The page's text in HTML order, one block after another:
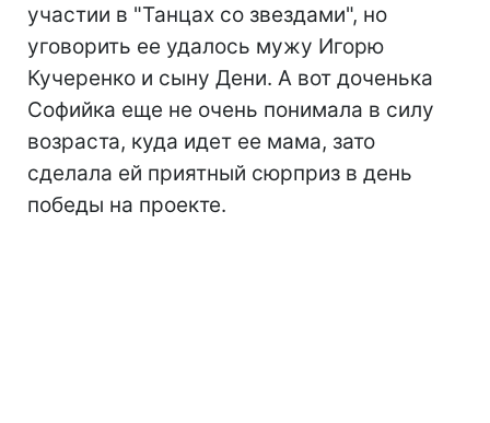
участии в "Танцах со звездами", но
уговорить ее удалось мужу Игорю
Кучеренко и сыну Дени. А вот доченька
Софийка еще не очень понимала в силу
возраста, куда идет ее мама, зато
сделала ей приятный сюрприз в день
победы на проекте.